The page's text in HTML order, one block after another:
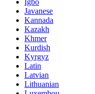
Igbo
Javanese
Kannada
Kazakh
Khmer
Kurdish
Kyrgyz
Latin
Latvian
Lithuanian